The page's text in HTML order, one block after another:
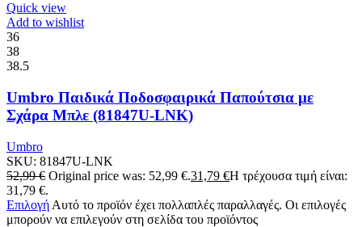
Quick view
Add to wishlist
36
38
38.5
Umbro Παιδικά Ποδοσφαιρικά Παπούτσια με
Σχάρα Μπλε (81847U-LNK)
Umbro
SKU: 81847U-LNK
52,99€ Original price was: 52,99 €.31,79 €Η τρέχουσα τιμή είναι:
31,79 €.
Επιλογή Αυτό το προϊόν έχει πολλαπλές παραλλαγές. Οι επιλογές
μπορούν να επιλεγούν στη σελίδα του προϊόντος